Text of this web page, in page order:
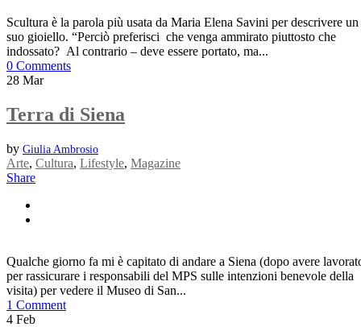
Scultura è la parola più usata da Maria Elena Savini per descrivere un
suo gioiello. “Perciò preferisci che venga ammirato piuttosto che
indossato? Al contrario – deve essere portato, ma...
0 Comments
28 Mar
Terra di Siena
by Giulia Ambrosio
Arte, Cultura, Lifestyle, Magazine
Share
Qualche giorno fa mi è capitato di andare a Siena (dopo avere
per rassicurare i responsabili del MPS sulle intenzioni benevole della
visita) per vedere il Museo di San...
1 Comment
4 Feb